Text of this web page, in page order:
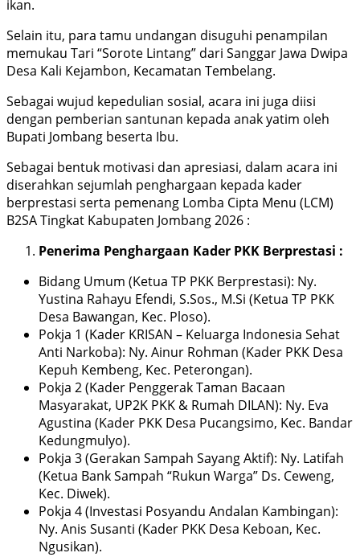
ikan.
Selain itu, para tamu undangan disuguhi penampilan
memukau Tari “Sorote Lintang” dari Sanggar Jawa Dwipa
Desa Kali Kejambon, Kecamatan Tembelang.
Sebagai wujud kepedulian sosial, acara ini juga diisi
dengan pemberian santunan kepada anak yatim oleh
Bupati Jombang beserta Ibu.
Sebagai bentuk motivasi dan apresiasi, dalam acara ini
diserahkan sejumlah penghargaan kepada kader
berprestasi serta pemenang Lomba Cipta Menu (LCM)
B2SA Tingkat Kabupaten Jombang 2026 :
Penerima Penghargaan Kader PKK Berprestasi :
Bidang Umum (Ketua TP PKK Berprestasi): Ny.
Yustina Rahayu Efendi, S.Sos., M.Si (Ketua TP PKK
Desa Bawangan, Kec. Ploso).
Pokja 1 (Kader KRISAN – Keluarga Indonesia Sehat
Anti Narkoba): Ny. Ainur Rohman (Kader PKK Desa
Kepuh Kembeng, Kec. Peterongan).
Pokja 2 (Kader Penggerak Taman Bacaan
Masyarakat, UP2K PKK & Rumah DILAN): Ny. Eva
Agustina (Kader PKK Desa Pucangsimo, Kec. Bandar
Kedungmulyo).
Pokja 3 (Gerakan Sampah Sayang Aktif): Ny. Latifah
(Ketua Bank Sampah “Rukun Warga” Ds. Ceweng,
Kec. Diwek).
Pokja 4 (Investasi Posyandu Andalan Kambingan):
Ny. Anis Susanti (Kader PKK Desa Keboan, Kec.
Ngusikan).